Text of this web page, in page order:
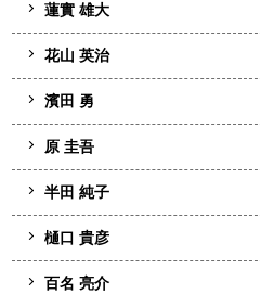
蓮實 雄大
花山 英治
濱田 勇
原 圭吾
半田 純子
樋口 貴彦
百名 亮介